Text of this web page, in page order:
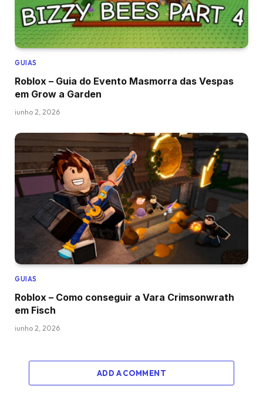
GUIAS
Roblox – Guia do Evento Masmorra das Vespas
em Grow a Garden
junho 2, 2026
GUIAS
Roblox – Como conseguir a Vara Crimsonwrath
em Fisch
junho 2, 2026
ADD A COMMENT